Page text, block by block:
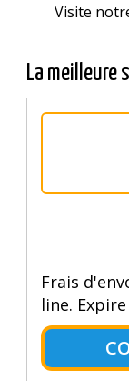
Visite
La meilleure
Frais
line.